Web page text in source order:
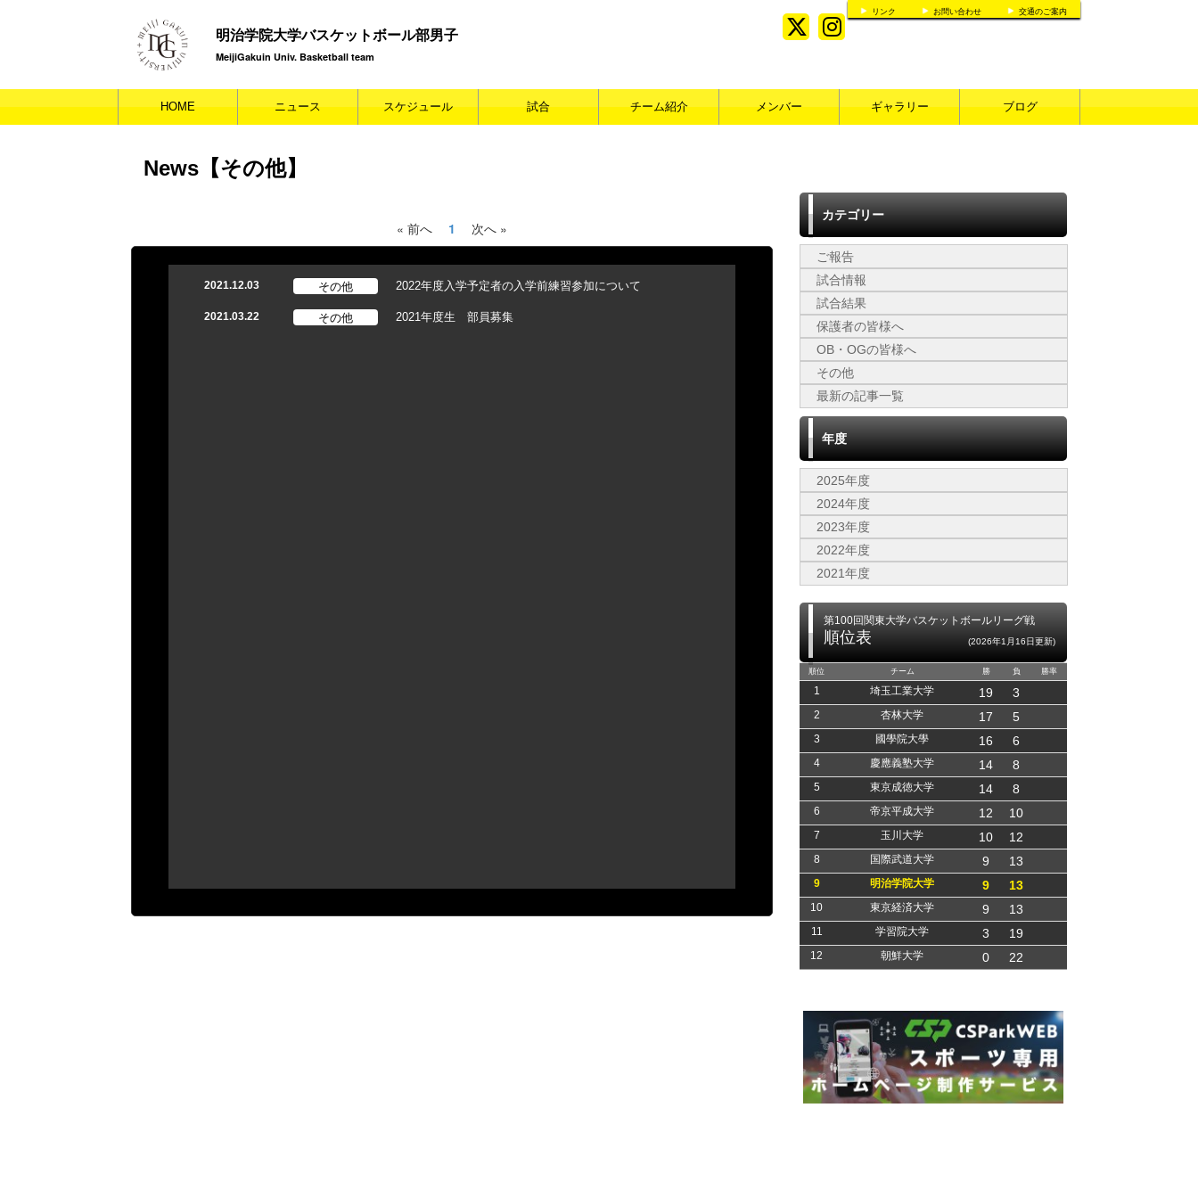
リンク お問い合わせ 交通のご案内
明治学院大学バスケットボール部男子
MeijiGakuin Univ. Basketball team
HOME ニュース スケジュール 試合 チーム紹介 メンバー ギャラリー ブログ
News【その他】
« 前へ 1 次へ »
2021.12.03 その他 2022年度入学予定者の入学前練習参加について
2021.03.22 その他 2021年度生 部員募集
カテゴリー
ご報告
試合情報
試合結果
保護者の皆様へ
OB・OGの皆様へ
その他
最新の記事一覧
年度
2025年度
2024年度
2023年度
2022年度
2021年度
第100回関東大学バスケットボールリーグ戦
順位表 (2026年1月16日更新)
順位 チーム 勝 負 勝率
1 埼玉工業大学 19 3
2 杏林大学 17 5
3 國學院大學 16 6
4 慶應義塾大学 14 8
5 東京成徳大学 14 8
6 帝京平成大学 12 10
7 玉川大学 10 12
8 国際武道大学 9 13
9 明治学院大学 9 13
10 東京経済大学 9 13
11 学習院大学 3 19
12 朝鮮大学 0 22